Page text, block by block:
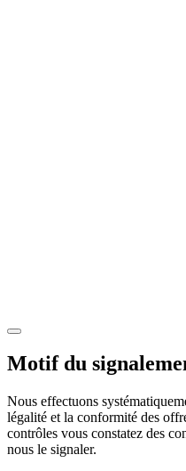
Motif du
Nous effectuons
légalité et la conformité des
contrôles vous constatez des
nous le signaler.